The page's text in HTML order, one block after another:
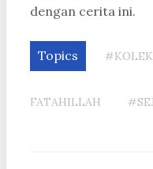
dengan cerita ini.
Topics
FATAHILLAH